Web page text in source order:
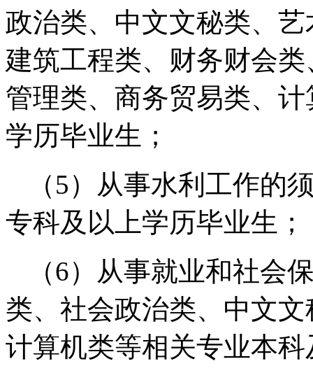
政治类、中文文秘类、
建筑工程类、财务财会
管理类、商务贸易类、
学历毕业生；
（5）从事水利工作的
专科及以上学历毕业生；
（6）从事就业和社会
类、社会政治类、中文
计算机类等相关专业本